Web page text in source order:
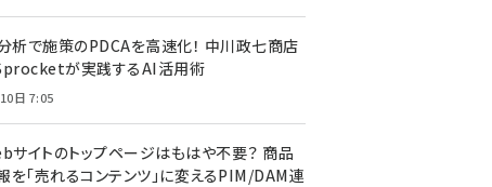
析で施策のPDCAを高速化！ 中川政七商店
が実践するAI活用術
日 7:05
サイトのトップページはもはや不要？ 商品
を「売れるコンテンツ」に変えるPIM/DAM連